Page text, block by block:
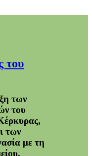
του
των
του
των
με τη